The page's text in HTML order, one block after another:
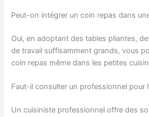
Peut-on intégrer un coin repas dans
Oui, en adoptant des tables pliantes,
de travail suffisamment grands, vous
coin repas même dans les petites
Faut-il consulter un professionnel pour
Un cuisiniste professionnel offre des